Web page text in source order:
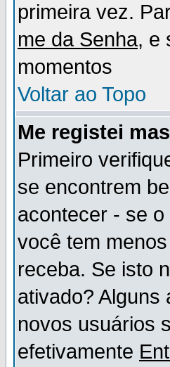
primeira vez.
me da Senha, e
momentos
Voltar ao Topo
Me registei
Primeiro
se encontrem
acontecer - se
você tem
receba. Se isto
ativado? Alguns
novos usuários
efetivamente